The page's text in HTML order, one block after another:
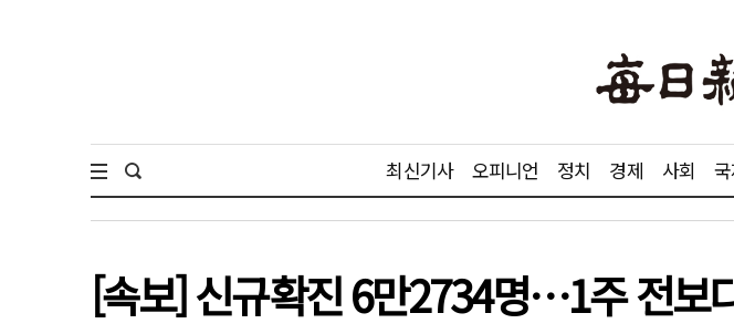
최신기사 오피니언 정치 경제 사회
[속보] 신규확진 6만2734명…1주 전보